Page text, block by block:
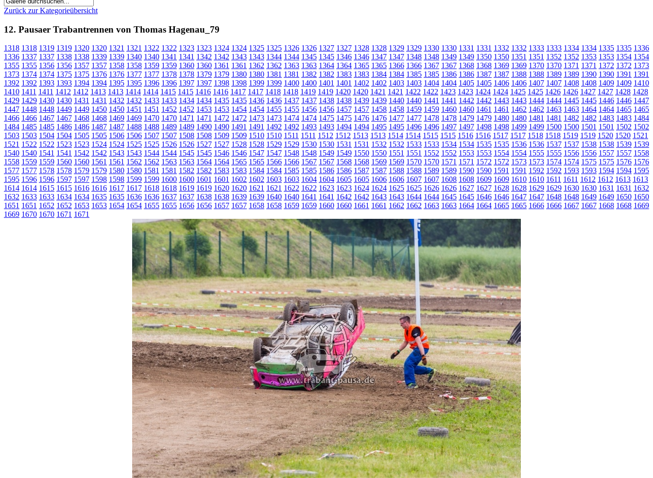
Zurück zur Kategorieübersicht
12. Pausaer Trabantrennen von Thomas Hagenau_79
1318 1318 1319 1319 1320 1320 1321 1321 1322 1322 1323 1323 1324 1324 1325 1325 1326 1326 1327 1327 1328 1328 1329 1329 1330 1330 1331 1331 1332 1332 1333 1333 1334 1334 1335 1335 1336
1336 1337 1337 1338 1338 1339 1339 1340 1340 1341 1341 1342 1342 1343 1343 1344 1344 1345 1345 1346 1346 1347 1347 1348 1348 1349 1349 1350 1350 1351 1351 1352 1352 1353 1353 1354 1354
1355 1355 1356 1356 1357 1357 1358 1358 1359 1359 1360 1360 1361 1361 1362 1362 1363 1363 1364 1364 1365 1365 1366 1366 1367 1367 1368 1368 1369 1369 1370 1370 1371 1371 1372 1372 1373
1373 1374 1374 1375 1375 1376 1376 1377 1377 1378 1378 1379 1379 1380 1380 1381 1381 1382 1382 1383 1383 1384 1384 1385 1385 1386 1386 1387 1387 1388 1388 1389 1389 1390 1390 1391 1391
1392 1392 1393 1393 1394 1394 1395 1395 1396 1396 1397 1397 1398 1398 1399 1399 1400 1400 1401 1401 1402 1402 1403 1403 1404 1404 1405 1405 1406 1406 1407 1407 1408 1408 1409 1409 1410
1410 1411 1411 1412 1412 1413 1413 1414 1414 1415 1415 1416 1416 1417 1417 1418 1418 1419 1419 1420 1420 1421 1421 1422 1422 1423 1423 1424 1424 1425 1425 1426 1426 1427 1427 1428 1428
1429 1429 1430 1430 1431 1431 1432 1432 1433 1433 1434 1434 1435 1435 1436 1436 1437 1437 1438 1438 1439 1439 1440 1440 1441 1441 1442 1442 1443 1443 1444 1444 1445 1445 1446 1446 1447
1447 1448 1448 1449 1449 1450 1450 1451 1451 1452 1452 1453 1453 1454 1454 1455 1455 1456 1456 1457 1457 1458 1458 1459 1459 1460 1460 1461 1461 1462 1462 1463 1463 1464 1464 1465 1465
1466 1466 1467 1467 1468 1468 1469 1469 1470 1470 1471 1471 1472 1472 1473 1473 1474 1474 1475 1475 1476 1476 1477 1477 1478 1478 1479 1479 1480 1480 1481 1481 1482 1482 1483 1483 1484
1484 1485 1485 1486 1486 1487 1487 1488 1488 1489 1489 1490 1490 1491 1491 1492 1492 1493 1493 1494 1494 1495 1495 1496 1496 1497 1497 1498 1498 1499 1499 1500 1500 1501 1501 1502 1502
1503 1503 1504 1504 1505 1505 1506 1506 1507 1507 1508 1508 1509 1509 1510 1510 1511 1511 1512 1512 1513 1513 1514 1514 1515 1515 1516 1516 1517 1517 1518 1518 1519 1519 1520 1520 1521
1521 1522 1522 1523 1523 1524 1524 1525 1525 1526 1526 1527 1527 1528 1528 1529 1529 1530 1530 1531 1531 1532 1532 1533 1533 1534 1534 1535 1535 1536 1536 1537 1537 1538 1538 1539 1539
1540 1540 1541 1541 1542 1542 1543 1543 1544 1544 1545 1545 1546 1546 1547 1547 1548 1548 1549 1549 1550 1550 1551 1551 1552 1552 1553 1553 1554 1554 1555 1555 1556 1556 1557 1557 1558
1558 1559 1559 1560 1560 1561 1561 1562 1562 1563 1563 1564 1564 1565 1565 1566 1566 1567 1567 1568 1568 1569 1569 1570 1570 1571 1571 1572 1572 1573 1573 1574 1574 1575 1575 1576 1576
1577 1577 1578 1578 1579 1579 1580 1580 1581 1581 1582 1582 1583 1583 1584 1584 1585 1585 1586 1586 1587 1587 1588 1588 1589 1589 1590 1590 1591 1591 1592 1592 1593 1593 1594 1594 1595
1595 1596 1596 1597 1597 1598 1598 1599 1599 1600 1600 1601 1601 1602 1602 1603 1603 1604 1604 1605 1605 1606 1606 1607 1607 1608 1608 1609 1609 1610 1610 1611 1611 1612 1612 1613 1613
1614 1614 1615 1615 1616 1616 1617 1617 1618 1618 1619 1619 1620 1620 1621 1621 1622 1622 1623 1623 1624 1624 1625 1625 1626 1626 1627 1627 1628 1628 1629 1629 1630 1630 1631 1631 1632
1632 1633 1633 1634 1634 1635 1635 1636 1636 1637 1637 1638 1638 1639 1639 1640 1640 1641 1641 1642 1642 1643 1643 1644 1644 1645 1645 1646 1646 1647 1647 1648 1648 1649 1649 1650 1650
1651 1651 1652 1652 1653 1653 1654 1654 1655 1655 1656 1656 1657 1657 1658 1658 1659 1659 1660 1660 1661 1661 1662 1662 1663 1663 1664 1664 1665 1665 1666 1666 1667 1667 1668 1668 1669
1669 1670 1670 1671 1671